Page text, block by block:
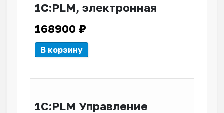
1С:PLM, электронная
168900 ₽
В корзину
1С:PLM Управление